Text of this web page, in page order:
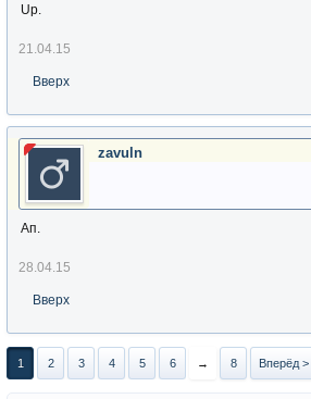
Up.
21.04.15
Вверх
zavuln
Ап.
28.04.15
Вверх
1 2 3 4 5 6 → 8 Вперёд >